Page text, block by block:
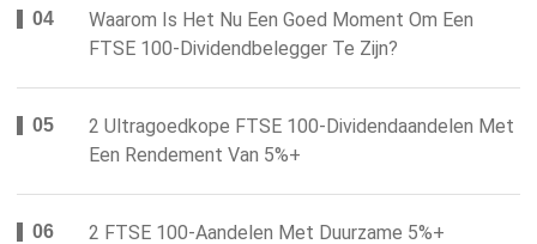
Waarom Is Het Nu Een Goed Moment Om Een ​​
FTSE 100-Dividendbelegger Te Zijn?
2 Ultragoedkope FTSE 100-Dividendaandelen Met
Een Rendement Van 5%+
2 FTSE 100-Aandelen Met Duurzame 5%+